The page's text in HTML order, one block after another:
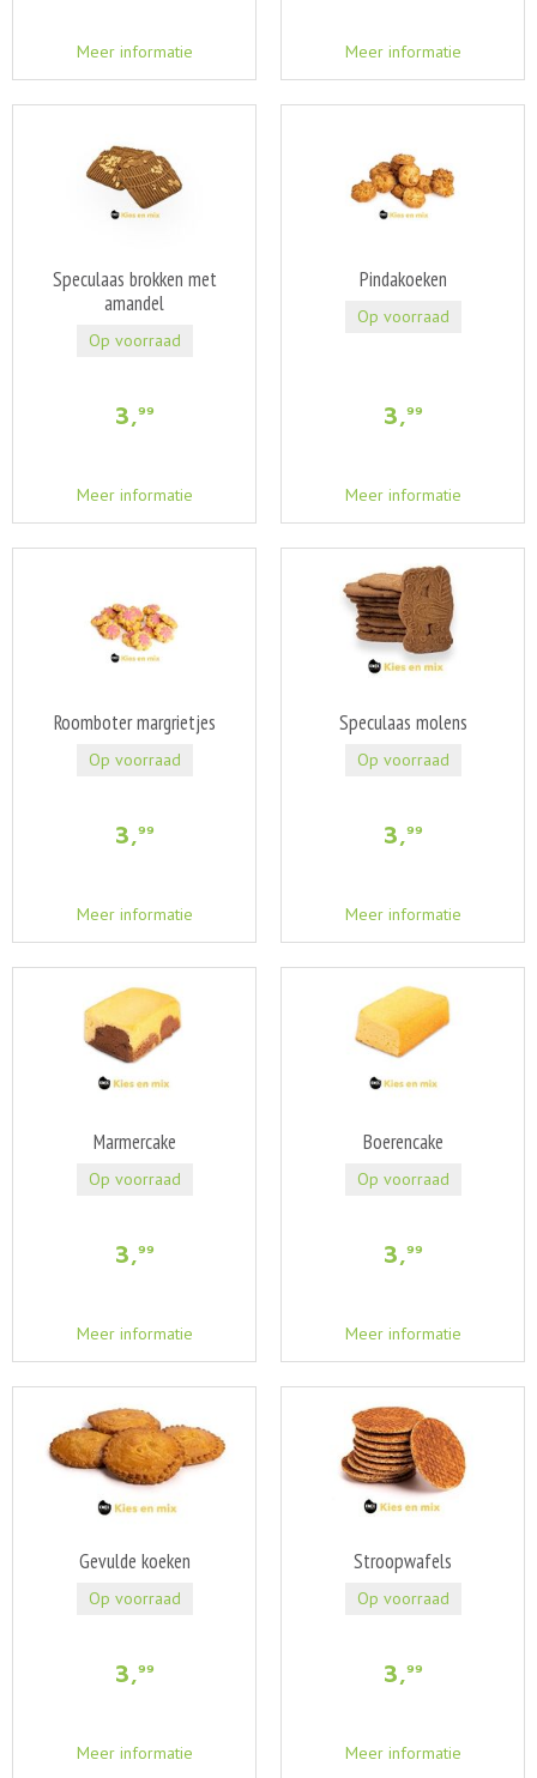
Meer informatie Meer informatie
Speculaas brokken met
amandel
3,99
Meer informatie
Op voorraad
Pindakoeken
3,99
Meer informatie
Op voorraad
Roomboter margrietjes
3,99
Meer informatie
Op voorraad
Speculaas molens
3,99
Meer informatie
Op voorraad
Marmercake
3,99
Meer informatie
Op voorraad
Boerencake
3,99
Meer informatie
Op voorraad
Gevulde koeken
3,99
Meer informatie
Op voorraad
Stroopwafels
3,99
Meer informatie
Op voorraad